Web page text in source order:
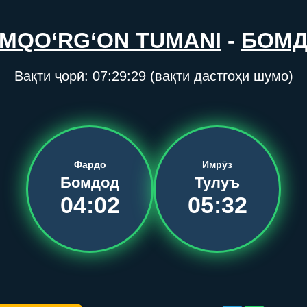
TUMANI -
Вақти ҷорӣ: 07:29:29(вақти дастгоҳи шумо)
Фардо
Бомдод
04:02
Имрӯз
Тулуъ
05:32